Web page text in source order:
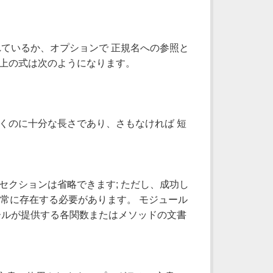
いるか、オプションで 正規名への参照と
の式は次のようになります。
のに十分な長さであり、さもなければ 短
クションは省略できます; ただし、成功し
に存在する必要があります。 モジュール
が提供する各関数またはメソッドの文書